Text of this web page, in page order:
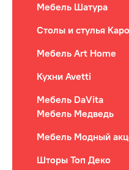
Мебель Шатура
Столы и стулья
Мебель Art Home
Кухни Avetti
Мебель DaVita
Мебель Медведь
Мебель Модный
Шторы Топ Деко